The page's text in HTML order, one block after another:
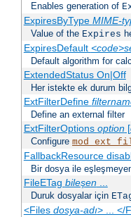
Enables generation of
ExpiresByType MIME-
Value of the Expires
ExpiresDefault
Default algorithm for
ExtendedStatus On|Off
Her istekte ek durum
ExtFilterDefine
Define an external filter
ExtFilterOptions option[
Configure
FallbackResource
Bir dosya ile
FileETag bileşen...
Duruk dosyalar için
<Files dosya-adı> ... </